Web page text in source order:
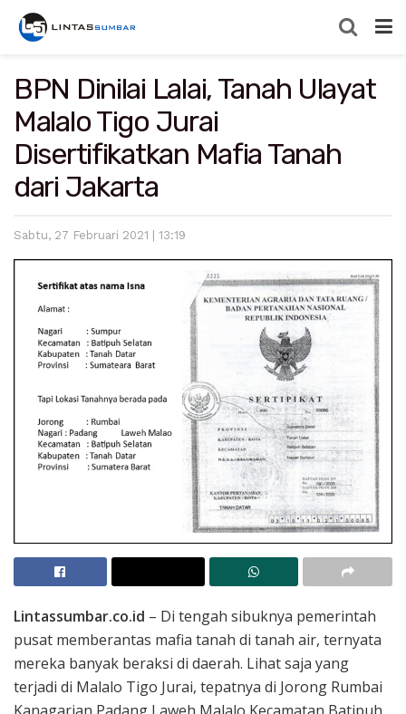
BPN Dinilai Lalai, Tanah Ulayat
Malalo Tigo Jurai
Disertifikatkan Mafia Tanah
dari Jakarta
Sabtu, 27 Februari 2021 | 13:19
Lintassumbar.co.id – Di tengah sibuknya pemerintah
pusat memberantas mafia tanah di tanah air, ternyata
mereka banyak beraksi di daerah. Lihat saja yang
terjadi di Malalo Tigo Jurai, tepatnya di Jorong Rumbai